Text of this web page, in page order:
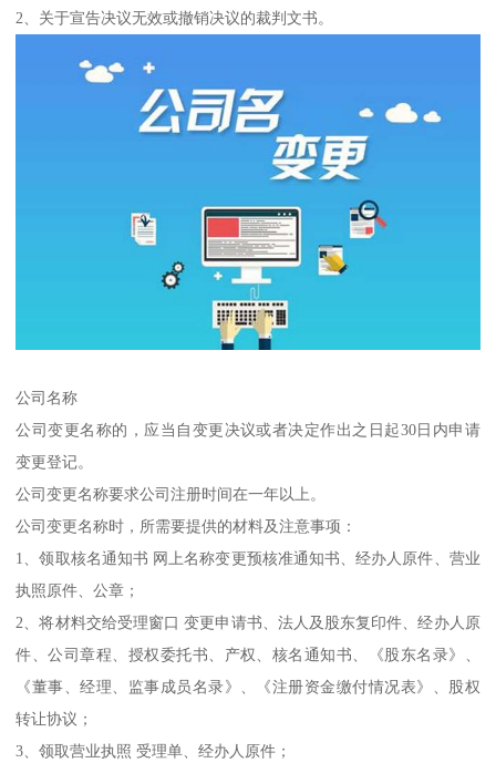
2、关于宣告决议无效或撤销决议的裁判文书。
公司名称
公司变更名称的，应当自变更决议或者决定作出之日起30日内申请
变更登记。
公司变更名称要求公司注册时间在一年以上。
公司变更名称时，所需要提供的材料及注意事项：
1、领取核名通知书 网上名称变更预核准通知书、经办人原件、营业
执照原件、公章；
2、将材料交给受理窗口 变更申请书、法人及股东复印件、经办人原
件、公司章程、授权委托书、产权、核名通知书、《股东名录》、
《董事、经理、监事成员名录》、《注册资金缴付情况表》、股权
转让协议；
3、领取营业执照 受理单、经办人原件；